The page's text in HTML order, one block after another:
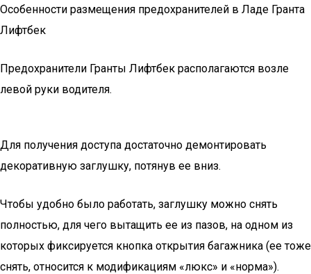
Особенности размещения предохранителей в Ладе Гранта
Лифтбек
Предохранители Гранты Лифтбек располагаются возле
левой руки водителя.
Для получения доступа достаточно демонтировать
декоративную заглушку, потянув ее вниз.
Чтобы удобно было работать, заглушку можно снять
полностью, для чего вытащить ее из пазов, на одном из
которых фиксируется кнопка открытия багажника (ее тоже
снять, относится к модификациям «люкс» и «норма»).